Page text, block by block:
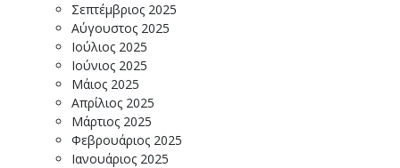
Σεπτέμβριος 2025
Αύγουστος 2025
Ιούλιος 2025
Ιούνιος 2025
Μάιος 2025
Απρίλιος 2025
Μάρτιος 2025
Φεβρουάριος 2025
Ιανουάριος 2025